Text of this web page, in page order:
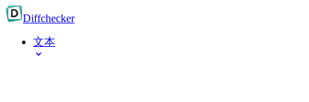
Diffchecker
文本